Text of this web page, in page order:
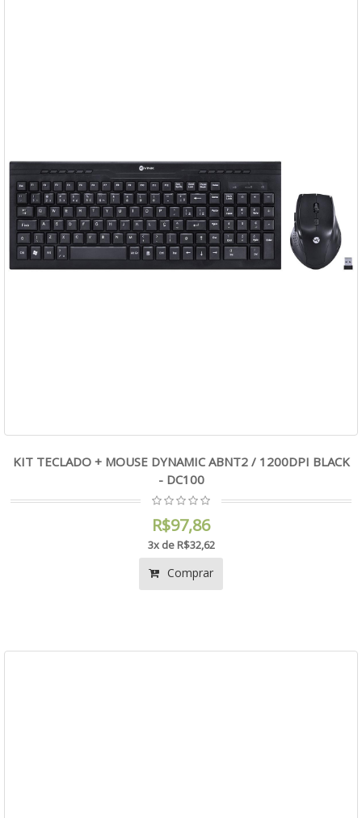
KIT TECLADO + MOUSE DYNAMIC ABNT2 / 1200DPI BLACK
- DC100
R$97,86
3x de R$32,62
Comprar